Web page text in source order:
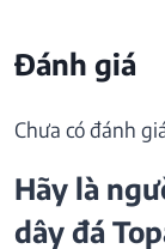
Đánh giá
Chưa có đánh
Hãy là
dây đá